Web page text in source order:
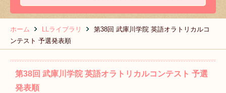
ホーム LLライブラリ
第38回 武庫川学院 英語オラトリカルコ
ンテスト 予選発表順
第38回 武庫川学院 英語オラトリカルコンテスト 予選
発表順